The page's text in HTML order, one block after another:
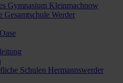
Gymnasium Kleinmachnow
Gesamtschule Werder
Schulen Hermannswerder